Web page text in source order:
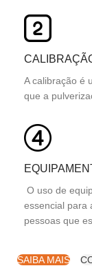
A calibração é
que a
O uso de
essencial para
pessoas que
SAIBA MAIS